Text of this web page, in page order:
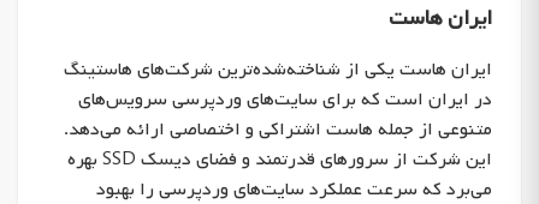
ایران هاست
ایران هاست یکی از شناخته‌شده‌ترین شرکت‌های هاستینگ
در ایران است که برای سایت‌های وردپرسی سرویس‌های
متنوعی از جمله هاست اشتراکی و اختصاصی ارائه می‌دهد.
این شرکت از سرورهای قدرتمند و فضای دیسک SSD بهره
می‌برد که سرعت عملکرد سایت‌های وردپرسی را بهبود